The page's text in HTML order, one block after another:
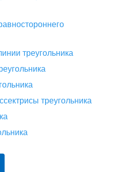
треугольника
треугольника